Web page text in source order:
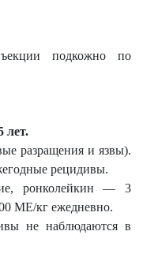
подкожно по
лет.
разращения и язвы).
рецидивы.
ронколейкин — 3
МЕ/кг ежедневно.
не наблюдаются в